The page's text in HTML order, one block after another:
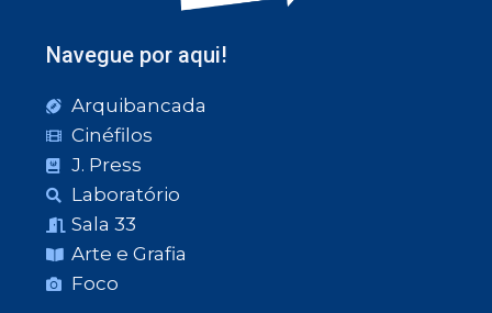
Navegue por aqui!
Arquibancada
Cinéfilos
J. Press
Laboratório
Sala 33
Arte e Grafia
Foco